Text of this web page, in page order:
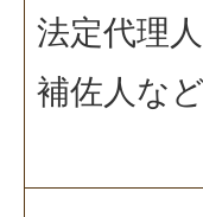
法定代理
補佐人な